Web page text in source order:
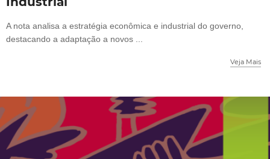
A nota analisa a estratégia econômica e industrial do governo,
destacando a adaptação a novos ...
Veja Mais